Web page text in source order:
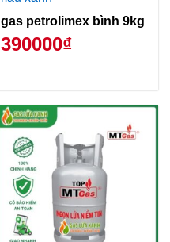
gas petrolimex bình 9kg
390000₫